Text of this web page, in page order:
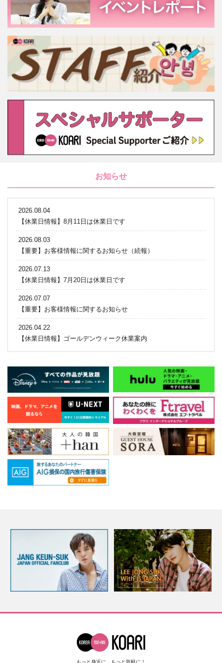
お知らせ
2026.08.04
【休業日情報】8月11日は休業日です
2026.08.03
【重要】お客様情報に関するお知らせ（続報）
2026.07.13
【休業日情報】7月20日は休業日です
2026.07.07
【重要】お客様情報に関するお知らせ
2026.04.22
【休業日情報】ゴールデンウィーク休業案内
もっと身近に、もっと気軽に！